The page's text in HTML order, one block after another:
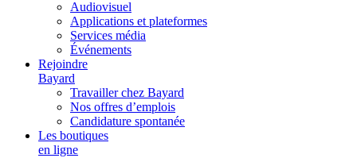
Audiovisuel
Applications et plateformes
Services média
Événements
Rejoindre
Bayard
Travailler chez Bayard
Nos offres d’emplois
Candidature spontanée
Les boutiques
en ligne